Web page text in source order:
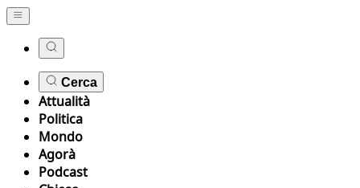
Cerca
Attualità
Politica
Mondo
Agorà
Podcast